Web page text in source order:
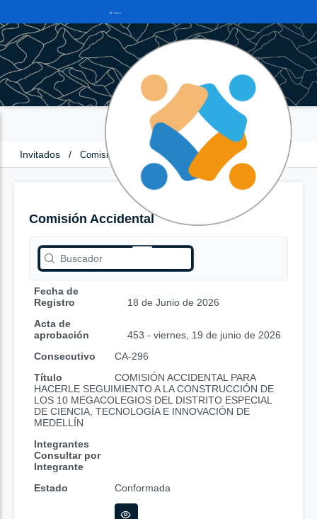
Invitados / Comisión Accidental
Comisión Accidental
Fecha de
Registro
18 de Junio de 2026
Acta de
aprobación
453 - viernes, 19 de junio de 2026
Consecutivo
CA-296
Título
COMISIÓN ACCIDENTAL PARA
HACERLE SEGUIMIENTO A LA CONSTRUCCIÓN DE
LOS 10 MEGACOLEGIOS DEL DISTRITO ESPECIAL
DE CIENCIA, TECNOLOGÍA E INNOVACIÓN DE
MEDELLÍN
Integrantes
Consultar por
Integrante
Estado
Conformada